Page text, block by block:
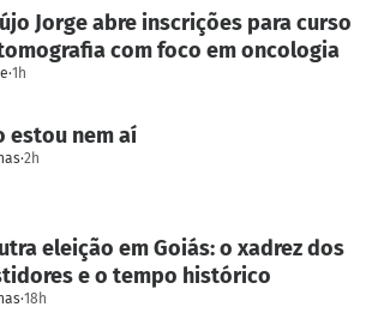
Jorge abre inscrições para curso
com foco em oncologia
·1h
estou nem aí
·2h
eleição em Goiás: o xadrez dos
e o tempo histórico
·18h